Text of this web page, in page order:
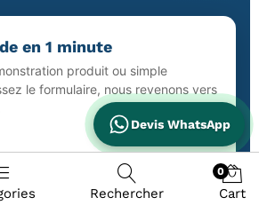
en 1 minute
produit ou simple
le formulaire, nous revenons vers
Rechercher
0
Cart
Devis WhatsApp